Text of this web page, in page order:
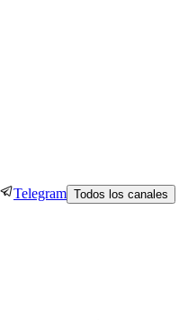
Telegram Todos los canales